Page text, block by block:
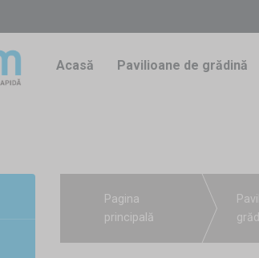
Acasă Pavilioane de grădină
Pagina
principală